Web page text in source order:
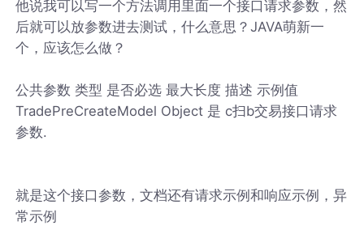
他说我可以写一个方法调用里面一个接口请求参数，然
后就可以放参数进去测试，什么意思？JAVA萌新一
个，应该怎么做？
公共参数 类型 是否必选 最大长度 描述 示例值
TradePreCreateModel Object 是 c扫b交易接口请求
参数.
就是这个接口参数，文档还有请求示例和响应示例，异
常示例